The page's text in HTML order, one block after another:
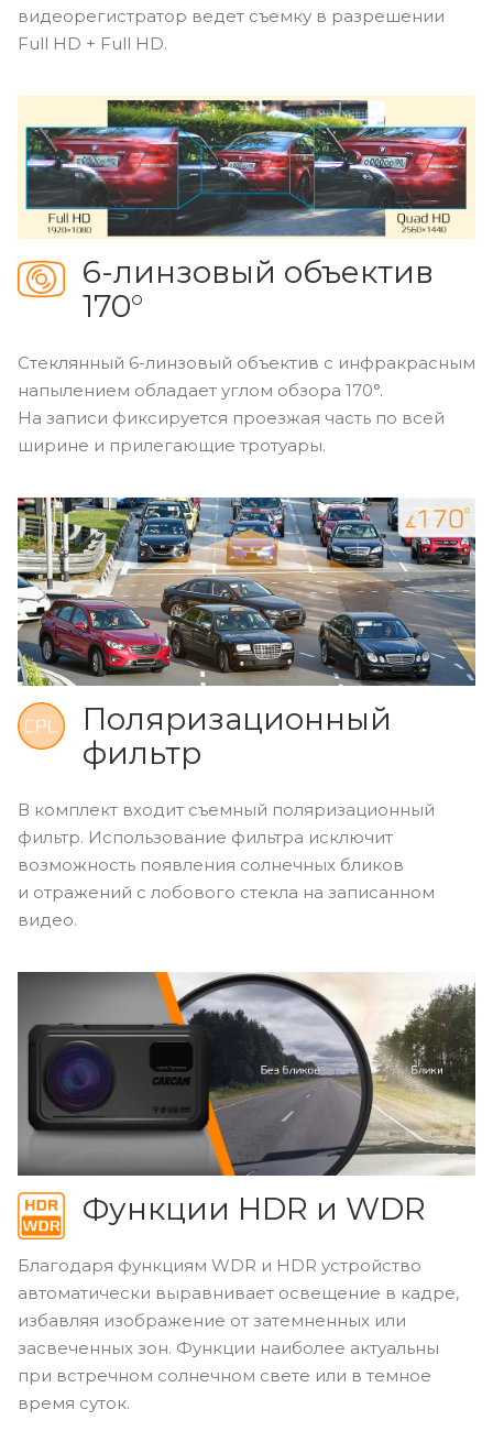
видеорегистратор ведет съемку в разрешении
Full HD + Full HD.
6-линзовый объектив
170°
Стеклянный 6-линзовый объектив с инфракрасным
напылением обладает углом обзора 170°.
На записи фиксируется проезжая часть по всей
ширине и прилегающие тротуары.
Поляризационный
фильтр
В комплект входит съемный поляризационный
фильтр. Использование фильтра исключит
возможность появления солнечных бликов
и отражений с лобового стекла на записанном
видео.
Функции HDR и WDR
Благодаря функциям WDR и HDR устройство
автоматически выравнивает освещение в кадре,
избавляя изображение от затемненных или
засвеченных зон. Функции наиболее актуальны
при встречном солнечном свете или в темное
время суток.